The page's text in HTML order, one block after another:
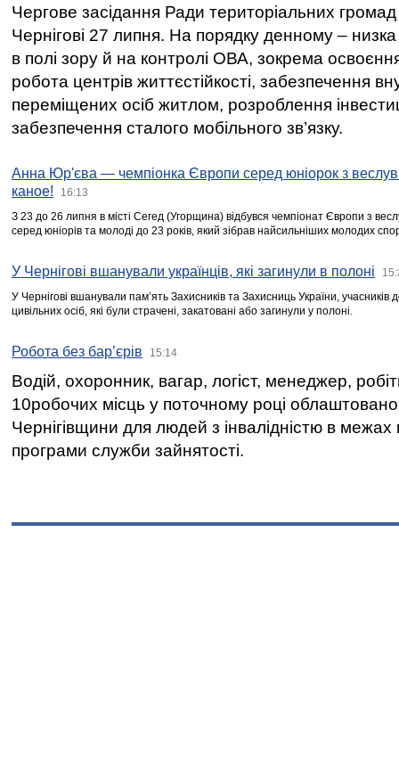
Чергове засідання Ради територіальних громад
Чернігові 27 липня. На порядку денному –
в полі зору й на контролі ОВА, зокрема освоєння
робота центрів життєстійкості, забезпечення
переміщених осіб житлом, розроблення
забезпечення сталого мобільного зв’язку.
Анна Юр'єва — чемпіонка Європи серед юніорок з
каное!
16:13
З 23 до 26 липня в місті Сегед (Угорщина) відбувся чемпіонат Європи з
серед юніорів та молоді до 23 років, який зібрав найсильніших молодих
У Чернігові вшанували українців, які загинули в полоні
У Чернігові вшанували пам’ять Захисників та Захисниць України,
цивільних осіб, які були страчені, закатовані або загинули у полоні.
Робота без бар’єрів 15:14
Водій, охоронник, вагар, логіст, менеджер,
10робочих місць у поточному році
Чернігівщини для людей з інвалідністю в межах
програми служби зайнятості.